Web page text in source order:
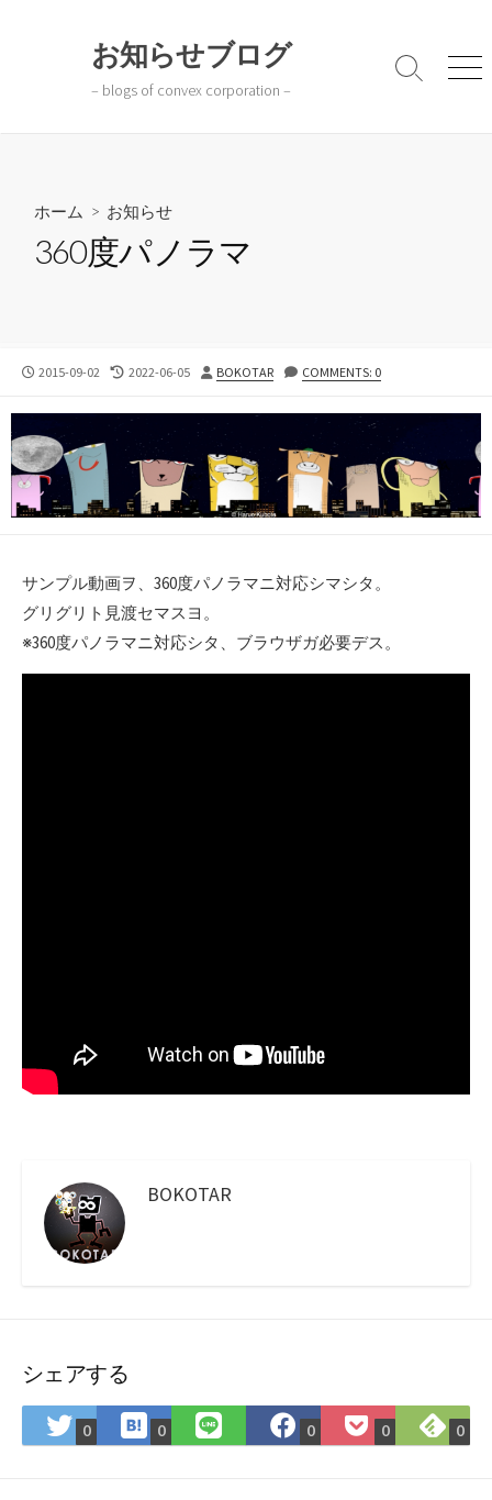
お知らせブログ
– blogs of convex corporation –
検
メ
ホーム > お知らせ
360度パノラマ
公
日
2015-09-02
最
更
新
2022-06-05
投
者
BOKOTAR COMMENTS: 0
サンプル動画ヲ、360度パノラマニ対応シマシタ。
グリグリト見渡セマスヨ。
※360度パノラマニ対応シタ、ブラウザガ必要デス。
BOKOTAR
シェアする
Twitter
で
0 は
て
0
LINE
で
Facebook
で
0
Pocket
に
0
で
0